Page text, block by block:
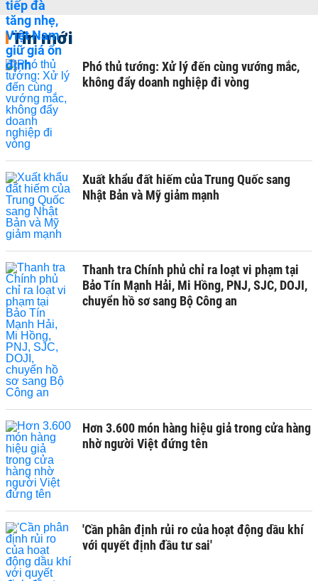
Tin mới
Phó thủ tướng: Xử lý đến cùng vướng mắc,
không đẩy doanh nghiệp đi vòng
Xuất khẩu đất hiếm của Trung Quốc sang
Nhật Bản và Mỹ giảm mạnh
Thanh tra Chính phủ chỉ ra loạt vi phạm tại
Bảo Tín Mạnh Hải, Mi Hồng, PNJ, SJC, DOJI,
chuyển hồ sơ sang Bộ Công an
Hơn 3.600 món hàng hiệu giả trong cửa hàng
nhờ người Việt đứng tên
'Cần phân định rủi ro của hoạt động dầu khí
với quyết định đầu tư sai'